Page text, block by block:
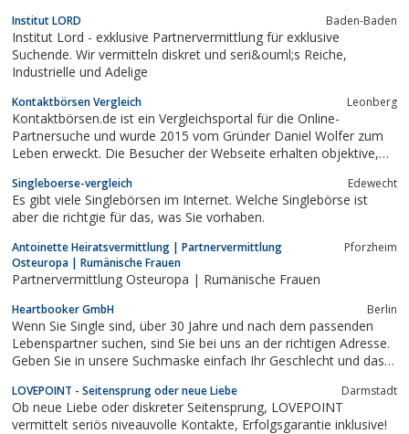
zusammen passen.
Institut LORD Baden-Baden
Institut Lord - exklusive Partnervermittlung für exklusive
Suchende. Wir vermitteln diskret und seri&ouml;s Reiche,
Industrielle und Adelige
Kontaktbörsen Vergleich Leonberg
Kontaktbörsen.de ist ein Vergleichsportal für die Online-
Partnersuche und wurde 2015 vom Gründer Daniel Wolfer zum
Leben erweckt. Die Besucher der Webseite erhalten objektive,
über die wichtigsten Anbieter aus den Bereichen
Partnervermittlung, Singlebörse und...
Singleboerse-vergleich Edewecht
Es gibt viele Singlebörsen im Internet. Welche Singlebörse ist
aber die richtgie für das, was Sie vorhaben.
Antoinette Heiratsvermittlung | Partnervermittlung
Osteuropa | Rumänische Frauen
Pforzheim
Partnervermittlung Osteuropa | Rumänische Frauen
Heartbooker GmbH Berlin
Wenn Sie Single sind, über 30 Jahre und nach dem passenden
Lebenspartner suchen, sind Sie bei uns an der richtigen Adresse.
Geben Sie in unsere Suchmaske einfach Ihr Geschlecht und das
uns finden Sie eine große Auswahl an attraktiven Singles im Alter
zwischen 30 bis...
LOVEPOINT - Seitensprung oder neue Liebe Darmstadt
Ob neue Liebe oder diskreter Seitensprung, LOVEPOINT
vermittelt seriös niveauvolle Kontakte, Erfolgsgarantie inklusive!